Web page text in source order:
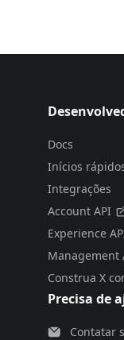
Docs
Inícios
Integrações
Account API
Experience
Management
Construa X
Precisa de
Contatar